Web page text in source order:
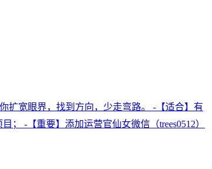
扩宽眼界，找到方向，少走弯路。 -【适合】有
-【重要】添加运营官仙女微信（trees0512）